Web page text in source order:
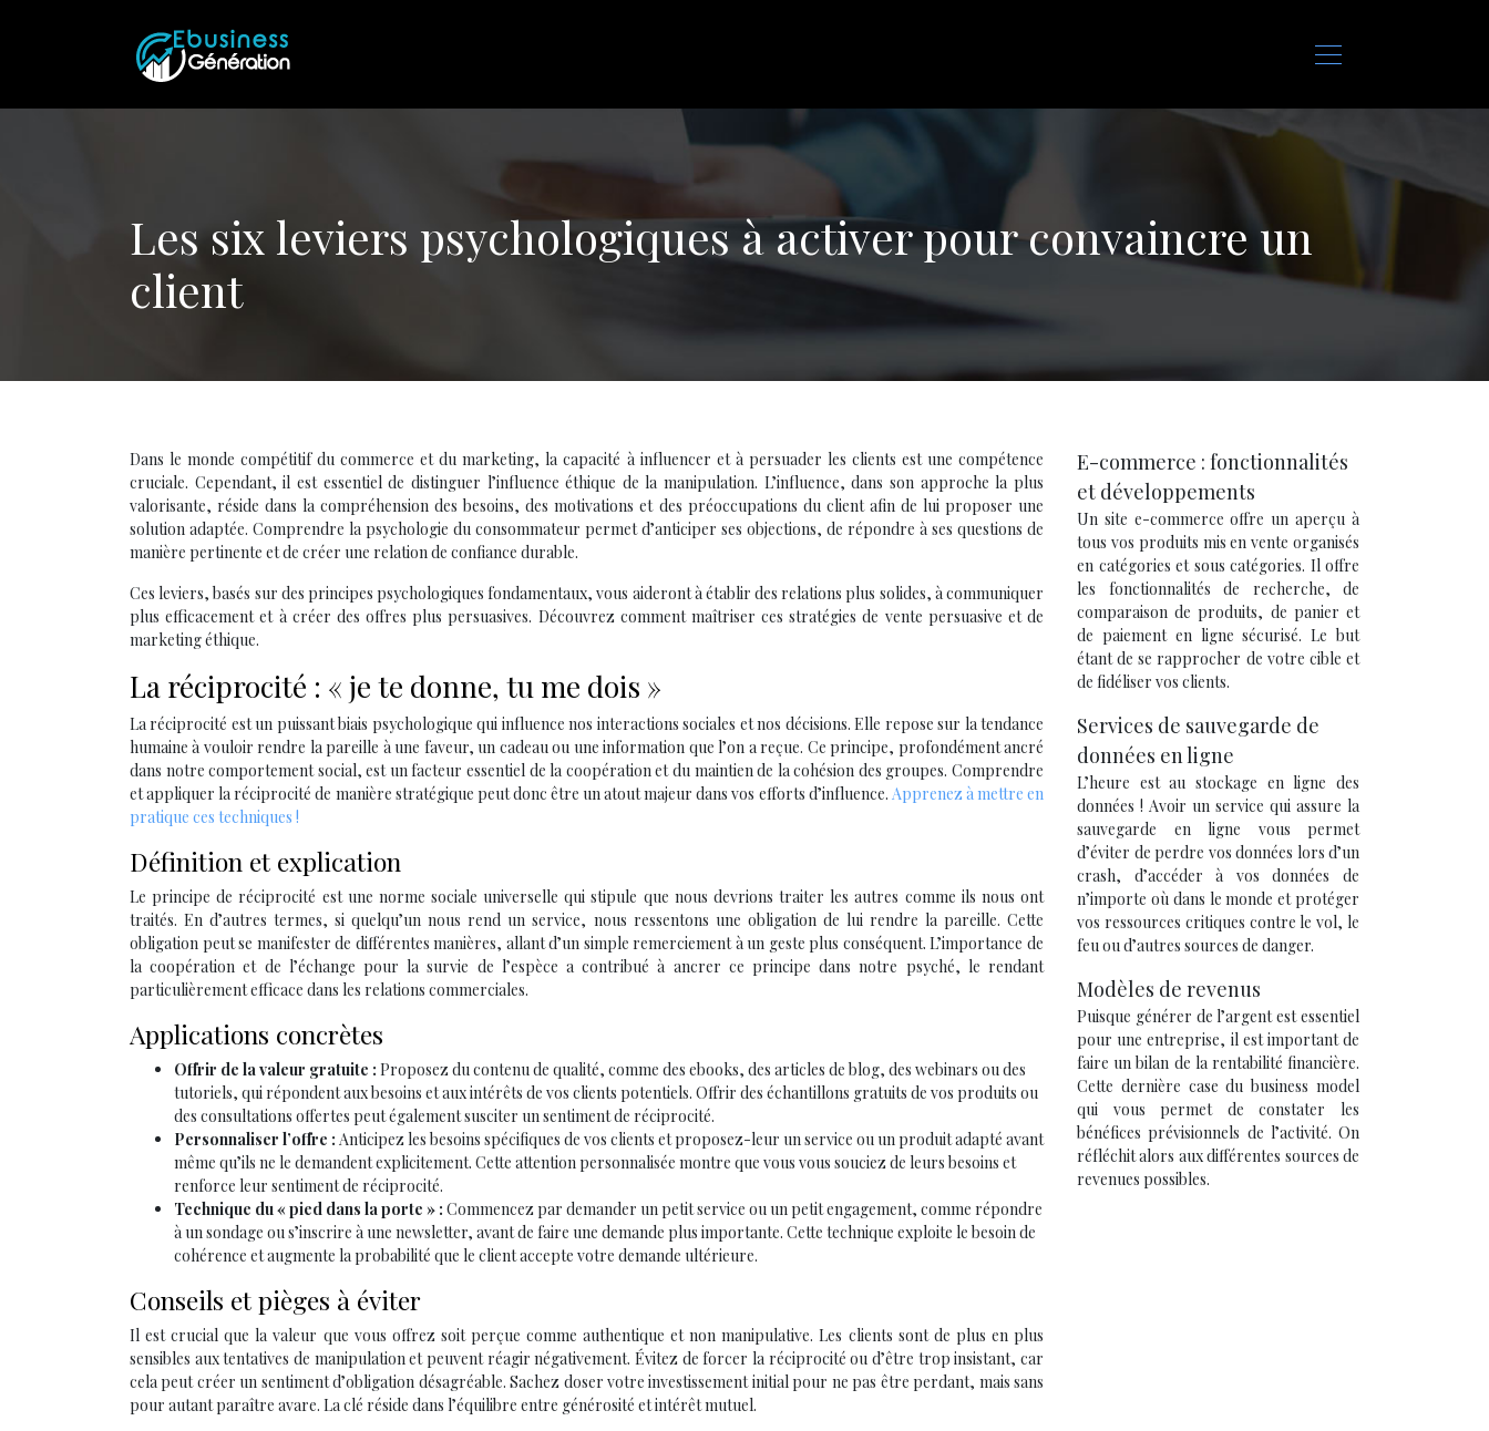
Les six leviers psychologiques à activer pour convaincre un
client
Dans le monde compétitif du commerce et du marketing, la capacité à influencer et à persuader les clients est une compétence
cruciale. Cependant, il est essentiel de distinguer l’influence éthique de la manipulation. L’influence, dans son approche la plus
valorisante, réside dans la compréhension des besoins, des motivations et des préoccupations du client afin de lui proposer une
solution adaptée. Comprendre la psychologie du consommateur permet d’anticiper ses objections, de répondre à ses questions de
manière pertinente et de créer une relation de confiance durable.
Ces leviers, basés sur des principes psychologiques fondamentaux, vous aideront à établir des relations plus solides, à communiquer
plus efficacement et à créer des offres plus persuasives. Découvrez comment maîtriser ces stratégies de vente persuasive et de
marketing éthique.
La réciprocité : « je te donne, tu me dois »
La réciprocité est un puissant biais psychologique qui influence nos interactions sociales et nos décisions. Elle repose sur la tendance
humaine à vouloir rendre la pareille à une faveur, un cadeau ou une information que l’on a reçue. Ce principe, profondément ancré
dans notre comportement social, est un facteur essentiel de la coopération et du maintien de la cohésion des groupes. Comprendre
et appliquer la réciprocité de manière stratégique peut donc être un atout majeur dans vos efforts d’influence. Apprenez à mettre en
pratique ces techniques !
Définition et explication
Le principe de réciprocité est une norme sociale universelle qui stipule que nous devrions traiter les autres comme ils nous ont
traités. En d’autres termes, si quelqu’un nous rend un service, nous ressentons une obligation de lui rendre la pareille. Cette
obligation peut se manifester de différentes manières, allant d’un simple remerciement à un geste plus conséquent. L’importance de
la coopération et de l’échange pour la survie de l’espèce a contribué à ancrer ce principe dans notre psyché, le rendant
particulièrement efficace dans les relations commerciales.
Applications concrètes
Offrir de la valeur gratuite : Proposez du contenu de qualité, comme des ebooks, des articles de blog, des webinars ou des
tutoriels, qui répondent aux besoins et aux intérêts de vos clients potentiels. Offrir des échantillons gratuits de vos produits ou
des consultations offertes peut également susciter un sentiment de réciprocité.
Personnaliser l’offre : Anticipez les besoins spécifiques de vos clients et proposez-leur un service ou un produit adapté avant
même qu’ils ne le demandent explicitement. Cette attention personnalisée montre que vous vous souciez de leurs besoins et
renforce leur sentiment de réciprocité.
Technique du « pied dans la porte » : Commencez par demander un petit service ou un petit engagement, comme répondre
à un sondage ou s’inscrire à une newsletter, avant de faire une demande plus importante. Cette technique exploite le besoin de
cohérence et augmente la probabilité que le client accepte votre demande ultérieure.
Conseils et pièges à éviter
Il est crucial que la valeur que vous offrez soit perçue comme authentique et non manipulative. Les clients sont de plus en plus
sensibles aux tentatives de manipulation et peuvent réagir négativement. Évitez de forcer la réciprocité ou d’être trop insistant, car
cela peut créer un sentiment d’obligation désagréable. Sachez doser votre investissement initial pour ne pas être perdant, mais sans
pour autant paraître avare. La clé réside dans l’équilibre entre générosité et intérêt mutuel.
E-commerce : fonctionnalités
et développements
Un site e-commerce offre un aperçu à
tous vos produits mis en vente organisés
en catégories et sous catégories. Il offre
les fonctionnalités de recherche, de
comparaison de produits, de panier et
de paiement en ligne sécurisé. Le but
étant de se rapprocher de votre cible et
de fidéliser vos clients.
Services de sauvegarde de
données en ligne
L’heure est au stockage en ligne des
données ! Avoir un service qui assure la
sauvegarde en ligne vous permet
d’éviter de perdre vos données lors d’un
crash, d’accéder à vos données de
n’importe où dans le monde et protéger
vos ressources critiques contre le vol, le
feu ou d’autres sources de danger.
Modèles de revenus
Puisque générer de l’argent est essentiel
pour une entreprise, il est important de
faire un bilan de la rentabilité financière.
Cette dernière case du business model
qui vous permet de constater les
bénéfices prévisionnels de l’activité. On
réfléchit alors aux différentes sources de
revenues possibles.